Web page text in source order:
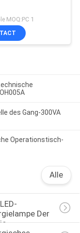
MOQ:PC 1
des Gang-300VA
Operationstisch-
Alle
Der